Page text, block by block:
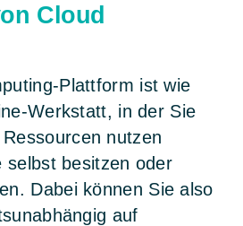
Cloud
Plattform ist wie
Werkstatt, in der Sie
nutzen
selbst besitzen oder
Dabei können Sie also
auf